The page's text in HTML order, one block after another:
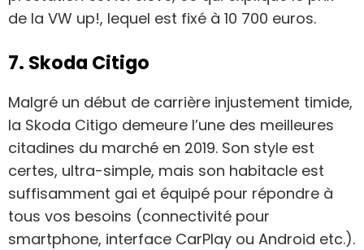
de la VW up!, lequel est fixé à 10 700 euros.
7. Skoda Citigo
Malgré un début de carrière injustement timide,
la Skoda Citigo demeure l’une des meilleures
citadines du marché en 2019. Son style est
certes, ultra-simple, mais son habitacle est
suffisamment gai et équipé pour répondre à
tous vos besoins (connectivité pour
smartphone, interface CarPlay ou Android etc.).